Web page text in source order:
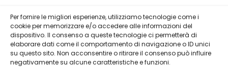
Per fornire le migliori esperienze, utilizziamo tecnologie come i
cookie per memorizzare e/o accedere alle informazioni del
dispositivo. Il consenso a queste tecnologie ci permetterà di
elaborare dati come il comportamento di navigazione o ID unici
su questo sito. Non acconsentire o ritirare il consenso può influire
negativamente su alcune caratteristiche e funzioni.